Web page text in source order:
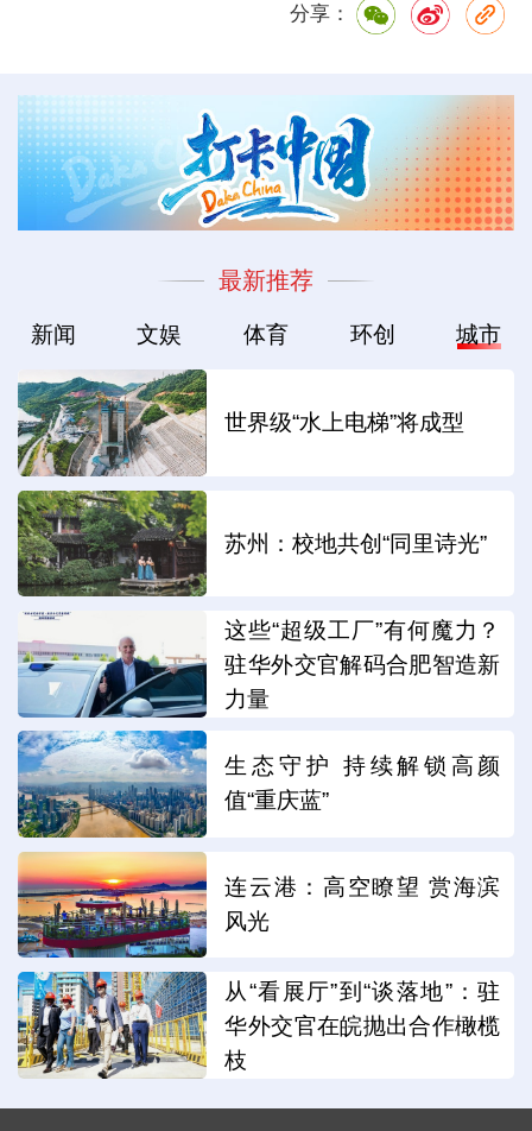
分享：
最新推荐
新闻 文娱 体育 环创 城市
世界级“水上电梯”将成型
苏州：校地共创“同里诗光”
这些“超级工厂”有何魔力？
驻华外交官解码合肥智造新
力量
生态守护 持续解锁高颜
值“重庆蓝”
连云港：高空瞭望 赏海滨
风光
从“看展厅”到“谈落地”：驻
华外交官在皖抛出合作橄榄
枝